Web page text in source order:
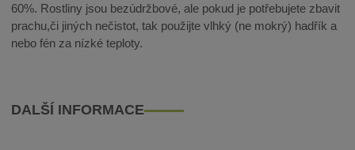
60%. Rostliny jsou bezúdržbové, ale pokud je potřebujete zbavit
prachu,či jiných nečistot, tak použijte vlhký (ne mokrý) hadřík a
nebo fén za nízké teploty.
DALŠÍ INFORMACE